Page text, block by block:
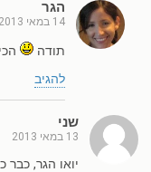
הגר
14 במאי 2013
תודה
להגיב
שני
13 במאי 2013
יואו הגר,